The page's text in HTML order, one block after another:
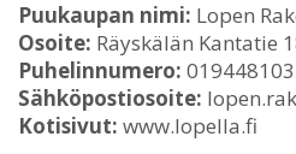
Puukaupan nimi: Lopen
Osoite: Räyskälän Kantatie
Puhelinnumero: 019448103
Sähköpostiosoite:
Kotisivut: www.lopella.fi